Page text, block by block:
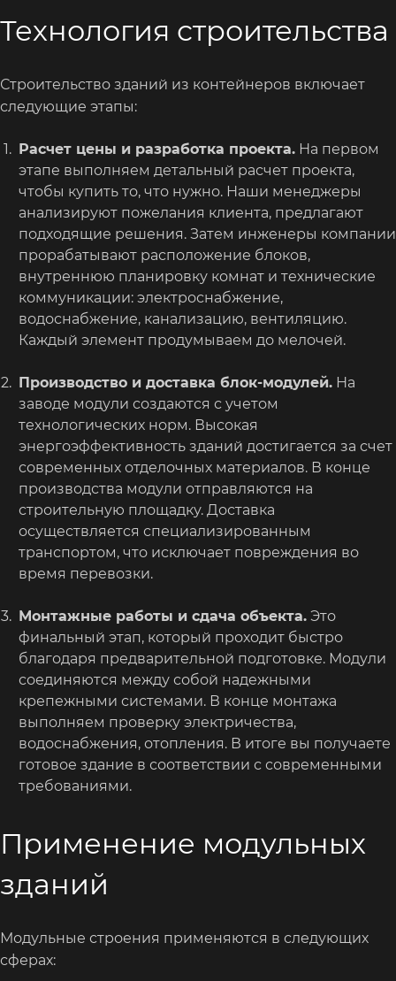
Технология строительства
Строительство зданий из контейнеров включает
следующие этапы:
Расчет цены и разработка проекта. На первом
этапе выполняем детальный расчет проекта,
чтобы купить то, что нужно. Наши менеджеры
анализируют пожелания клиента, предлагают
подходящие решения. Затем инженеры компании
прорабатывают расположение блоков,
внутреннюю планировку комнат и технические
коммуникации: электроснабжение,
водоснабжение, канализацию, вентиляцию.
Каждый элемент продумываем до мелочей.
Производство и доставка блок-модулей. На
заводе модули создаются с учетом
технологических норм. Высокая
энергоэффективность зданий достигается за счет
современных отделочных материалов. В конце
производства модули отправляются на
строительную площадку. Доставка
осуществляется специализированным
транспортом, что исключает повреждения во
время перевозки.
Монтажные работы и сдача объекта. Это
финальный этап, который проходит быстро
благодаря предварительной подготовке. Модули
соединяются между собой надежными
крепежными системами. В конце монтажа
выполняем проверку электричества,
водоснабжения, отопления. В итоге вы получаете
готовое здание в соответствии с современными
требованиями.
Применение модульных
зданий
Модульные строения применяются в следующих
сферах: